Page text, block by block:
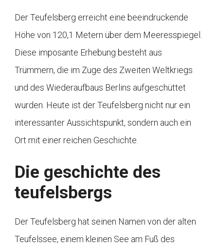
Der Teufelsberg erreicht eine beeindruckende
Höhe von 120,1 Metern über dem Meeresspiegel.
Diese imposante Erhebung besteht aus
Trümmern, die im Zuge des Zweiten Weltkriegs
und des Wiederaufbaus Berlins aufgeschüttet
wurden. Heute ist der Teufelsberg nicht nur ein
interessanter Aussichtspunkt, sondern auch ein
Ort mit einer reichen Geschichte.
Die geschichte des
teufelsbergs
Der Teufelsberg hat seinen Namen von der alten
Teufelssee, einem kleinen See am Fuß des